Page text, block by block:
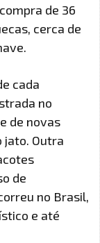
de 36
cerca de
cada
no
de novas
jato. Outra
de
no Brasil,
e até